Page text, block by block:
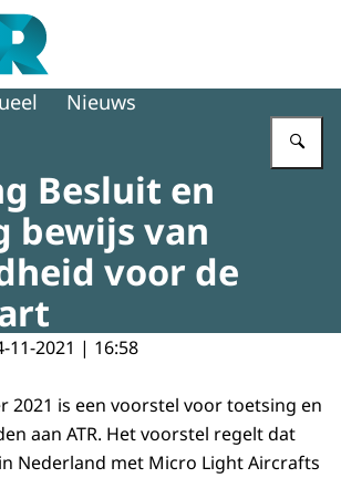
van Adviescollege toetsing regeldruk
Nieuws
Besluit en
bewijs van
voor de
11-2021 | 16:58
2021 is een voorstel voor toetsing en
aan ATR. Het voorstel regelt dat
Nederland met Micro Light Aircrafts